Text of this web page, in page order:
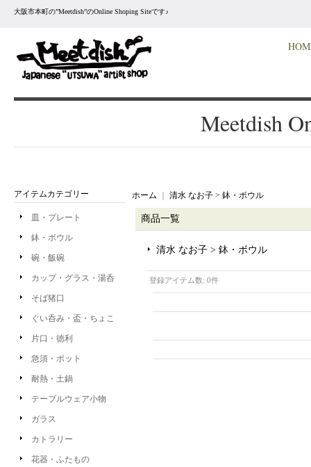
大阪市本町の”Meetdish”のOnline Shoping Siteです♪
Meetdish
アイテムカテゴリー
皿・プレート
鉢・ボウル
碗・飯碗
カップ・グラス・湯呑
そば猪口
ぐい呑み・盃・ちょこ
片口・徳利
急須・ポット
耐熱・土鍋
テーブルウェア小物
ガラス
カトラリー
花器・ふたもの
ホーム 清水 なお子 > 鉢・ボウル
商品一覧
清水 なお子 > 鉢・ボウル
登録アイテム数: 0件